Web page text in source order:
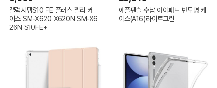
갤럭시탭S10 FE 플러스 젤리 케
이스 SM-X620 X620N SM-X6
26N S10FE+
애플펜슬 수납 아이패드 반투명 케
이스(A16)라이트그린